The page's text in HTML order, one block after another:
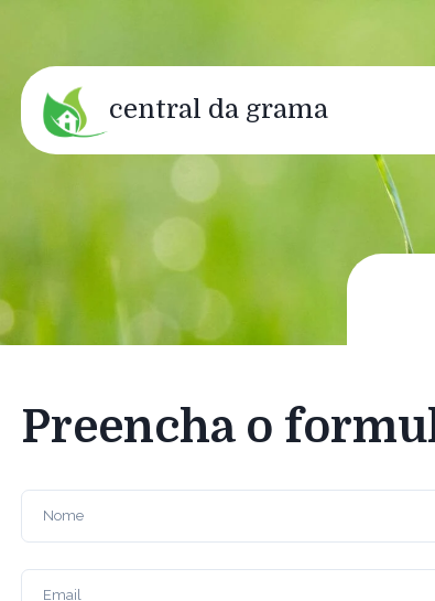
central da grama
Preencha o